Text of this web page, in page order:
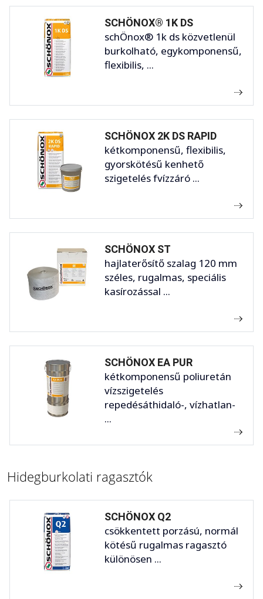
SCHÖNOX® 1K DS
schÖnox® 1k ds közvetlenül
burkolható, egykomponensű,
flexibilis, ...
SCHÖNOX 2K DS RAPID
kétkomponensű, flexibilis,
gyorskötésű kenhető
szigetelés fvízzáró ...
SCHÖNOX ST
hajlaterősítő szalag 120 mm
széles, rugalmas, speciális
kasírozással ...
SCHÖNOX EA PUR
kétkomponensű poliuretán
vízszigetelés
repedésáthidaló-, vízhatlan-
...
Hidegburkolati ragasztók
SCHÖNOX Q2
csökkentett porzású, normál
kötésű rugalmas ragasztó
különösen ...